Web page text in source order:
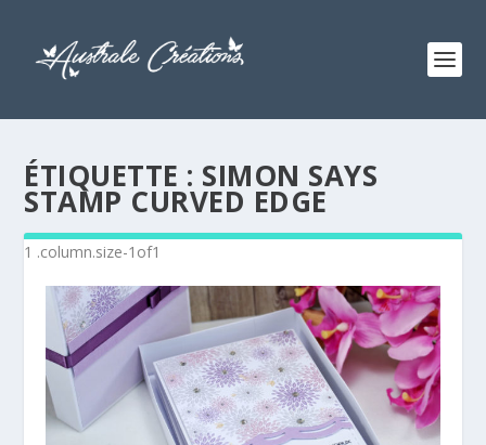
ÉTIQUETTE : SIMON SAYS
STAMP CURVED EDGE